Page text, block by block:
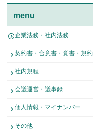
menu
企業法務・社内法務
契約書・合意書・覚書・規約
社内規程
会議運営・議事録
個人情報・マイナンバー
その他